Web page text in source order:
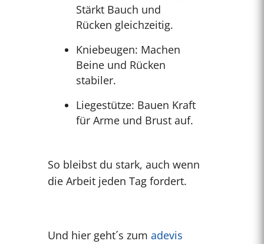
Stärkt Bauch und
Rücken gleichzeitig.
Kniebeugen: Machen
Beine und Rücken
stabiler.
Liegestütze: Bauen Kraft
für Arme und Brust auf.
So bleibst du stark, auch wenn
die Arbeit jeden Tag fordert.
Und hier geht´s zum adevis